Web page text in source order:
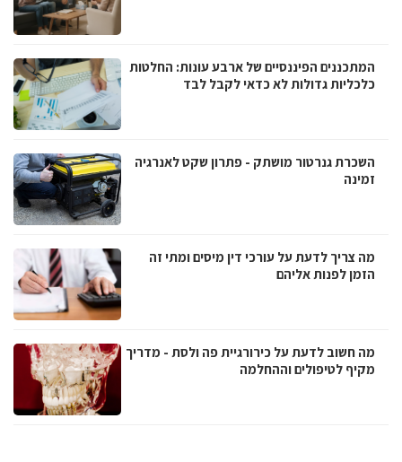
המתכננים הפיננסיים של ארבע עונות: החלטות
כלכליות גדולות לא כדאי לקבל לבד
השכרת גנרטור מושתק - פתרון שקט לאנרגיה
זמינה
מה צריך לדעת על עורכי דין מיסים ומתי זה
הזמן לפנות אליהם
מה חשוב לדעת על כירורגיית פה ולסת - מדריך
מקיף לטיפולים וההחלמה